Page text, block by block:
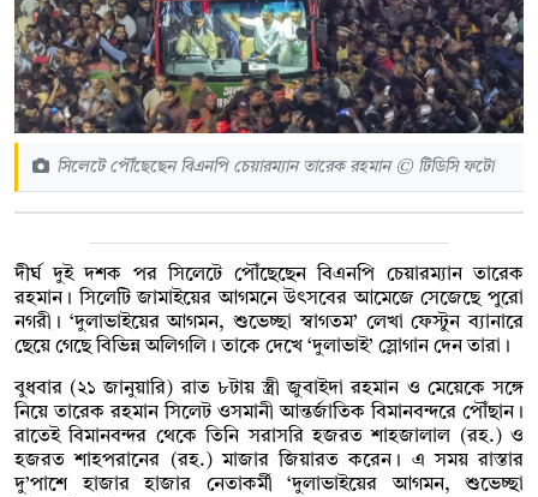
সিলেটে পৌঁছেছেন বিএনপি চেয়ারম্যান তারেক রহমান © টিডিসি ফটো
দীর্ঘ দুই দশক পর সিলেটে পৌঁছেছেন বিএনপি চেয়ারম্যান তারেক
রহমান। সিলেটি জামাইয়ের আগমনে উৎসবের আমেজে সেজেছে পুরো
নগরী। ‘দুলাভাইয়ের আগমন, শুভেচ্ছা স্বাগতম’ লেখা ফেস্টুন ব্যানারে
ছেয়ে গেছে বিভিন্ন অলিগলি। তাকে দেখে ‘দুলাভাই’ স্লোগান দেন তারা।
বুধবার (২১ জানুয়ারি) রাত ৮টায় স্ত্রী জুবাইদা রহমান ও মেয়েকে সঙ্গে
নিয়ে তারেক রহমান সিলেট ওসমানী আন্তর্জাতিক বিমানবন্দরে পৌঁছান।
রাতেই বিমানবন্দর থেকে তিনি সরাসরি হজরত শাহজালাল (রহ.) ও
হজরত শাহপরানের (রহ.) মাজার জিয়ারত করেন। এ সময় রাস্তার
দু’পাশে হাজার হাজার নেতাকর্মী ‘দুলাভাইয়ের আগমন, শুভেচ্ছা